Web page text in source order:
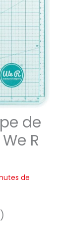
de
R
de